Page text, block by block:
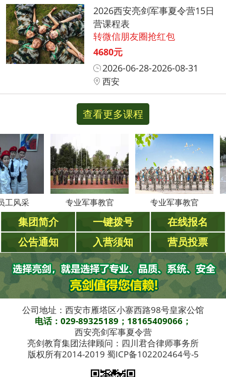
2026西安亮剑军事夏令营15日
营课程表
转微信朋友圈抢红包
4680元
2026-06-28-2026-08-31
西安
查看更多课程
专业军事教官 专业军事教官
集团简介 一键拨号
在线报名
公告通知
入营须知 营员投票
公司地址：西安市雁塔区小寨西路98号皇家公馆
电话：029-89325189；18165409066；
西安亮剑军事夏令营
亮剑教育集团法律顾问：四川君合律师事务所
版权所有2014-2019 蜀ICP备102202464号-5